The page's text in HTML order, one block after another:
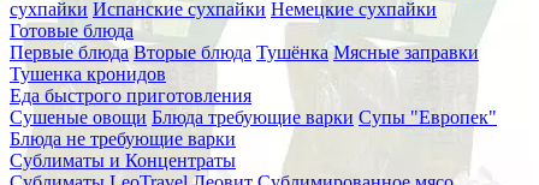
сухпайки Испанские сухпайки Немецкие сухпайки
Готовые блюда
Первые блюда Вторые блюда Тушёнка Мясные заправки
Тушенка кронидов
Еда быстрого приготовления
Сушеные овощи Блюда требующие варки Супы "Европек"
Блюда не требующие варки
Сублиматы и Концентраты